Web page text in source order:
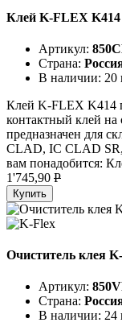
Клей K-FLEX K414
Артикул:
Страна:
В наличии: 20
Клей K-FLEX K414
контактный клей на
предназначен для
CLAD, IC CLAD
вам понадобится:
1'745,90 P
Купить
Очиститель клея
Артикул:
Страна:
В наличии: 24